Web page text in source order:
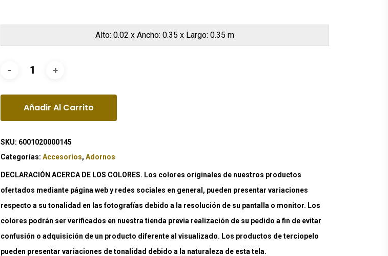
Alto: 0.02 x Ancho: 0.35 x Largo: 0.35 m
Añadir Al Carrito
SKU: 6001020000145
Categorías:Accesorios,Adornos
DECLARACIÓN ACERCA DE LOS COLORES. Los colores originales de nuestros productos
ofertados mediante página web y redes sociales en general, pueden presentar variaciones
respecto a su tonalidad en las fotografías debido a la resolución de su pantalla o monitor. Los
colores podrán ser verificados en nuestra tienda previa realización de su pedido a fin de evitar
confusión o adquisición de un producto diferente al visualizado. Los productos de terciopelo
pueden presentar variaciones de tonalidad debido a la naturaleza de esta tela.